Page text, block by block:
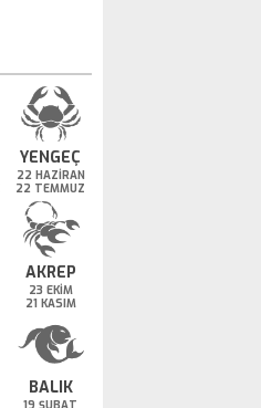
YENGEÇ
22 HAZİRAN
22 TEMMUZ
AKREP
23 EKİM
21 KASIM
BALIK